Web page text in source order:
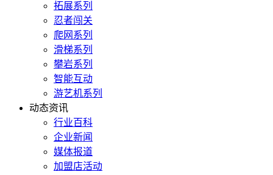
拓展系列
忍者闯关
爬网系列
滑梯系列
攀岩系列
智能互动
游艺机系列
动态资讯
行业百科
企业新闻
媒体报道
加盟店活动